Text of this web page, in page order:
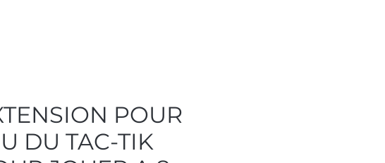
POUR
DU TAC-TIK